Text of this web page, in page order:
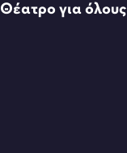
Θέατρο για όλους